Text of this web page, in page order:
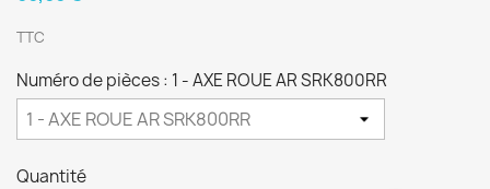
TTC
Numéro de pièces : 1 - AXE ROUE AR SRK800RR
Quantité